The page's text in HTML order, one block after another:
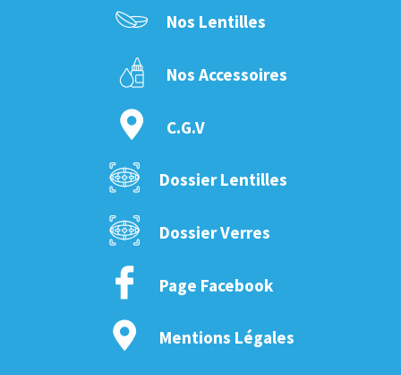
Nos Lentilles
Nos Accessoires
C.G.V
Dossier Lentilles
Dossier Verres
Page Facebook
Mentions Légales